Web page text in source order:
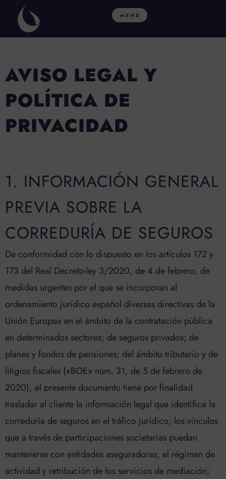
contenido
AVISO LEGAL Y
POLÍTICA DE
PRIVACIDAD
1. INFORMACIÓN GENERAL
PREVIA SOBRE LA
CORREDURÍA DE SEGUROS
De conformidad con lo dispuesto en los artículos 172 y
173 del Real Decreto-ley 3/2020, de 4 de febrero, de
medidas urgentes por el que se incorporan al
ordenamiento jurídico español diversas directivas de la
Unión Europea en el ámbito de la contratación pública
en determinados sectores; de seguros privados; de
planes y fondos de pensiones; del ámbito tributario y de
litigios fiscales («BOE» núm. 31, de 5 de febrero de
2020), el presente documento tiene por finalidad
trasladar al cliente la información legal que identifica la
correduría de seguros en el tráfico jurídico; los vínculos
que a través de participaciones societarias puedan
mantenerse con entidades aseguradoras; el régimen de
actividad y retribución de los servicios de mediación;